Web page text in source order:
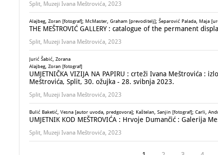
Split, Muzeji Ivana Meštrovića, 2023
Alajbeg, Zoran [fotograf]; McMaster, Graham [prevoditelj]; Šeparović Palada, Maja
THE MEŠTROVIĆ GALLERY : catalogue of the permanent
Split, Muzeji Ivana Meštrovića, 2023
Jurić Šabić, Zorana
Alajbeg, Zoran [fotograf]
UMJETNIČKA VIZIJA NA PAPIRU : crteži Ivana Meštrovića
Meštrovića, Split, 30. ožujka - 28. svibnja 2023.
Split, Muzeji Ivana Meštrovića, 2023
Bulić Baketić, Vesna [autor uvoda, predgovora]; Kaštelan, Sanjin [fotograf]; Carli,
UMJETNIK KOD MEŠTROVIĆA : Hrvoje Dumančić : Galerija
Split, Muzeji Ivana Meštrovića, 2023